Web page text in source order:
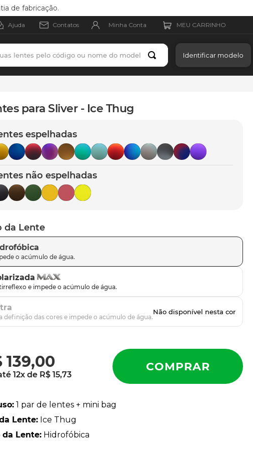
de fabricação.
Ajuda Contatos Minha Conta
lentes pelo código ou nome do modelo
Identificar modelo
para Sliver - Ice Thug
espelhadas
não espelhadas
da Lente
139,00
12x de R$ 15,73
: 1 par de lentes + mini bag
Lente: Ice Thug
da Lente: Hidrofóbica